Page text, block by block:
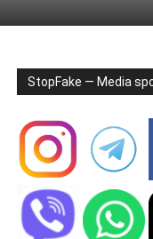
StopFake — Media